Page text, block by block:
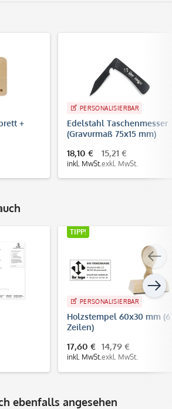
+
PERSONALISIERBAR
Edelstahl Taschenmesser
(Gravurmaß 75x15 mm)
18,10 €
inkl. MwSt.
15,21 €
exkl. MwSt.
TIPP!
PERSONALISIERBAR
Holzstempel 60x30 mm (6
Zeilen)
17,60 €
inkl. MwSt.
14,79 €
exkl. MwSt.
ebenfalls angesehen